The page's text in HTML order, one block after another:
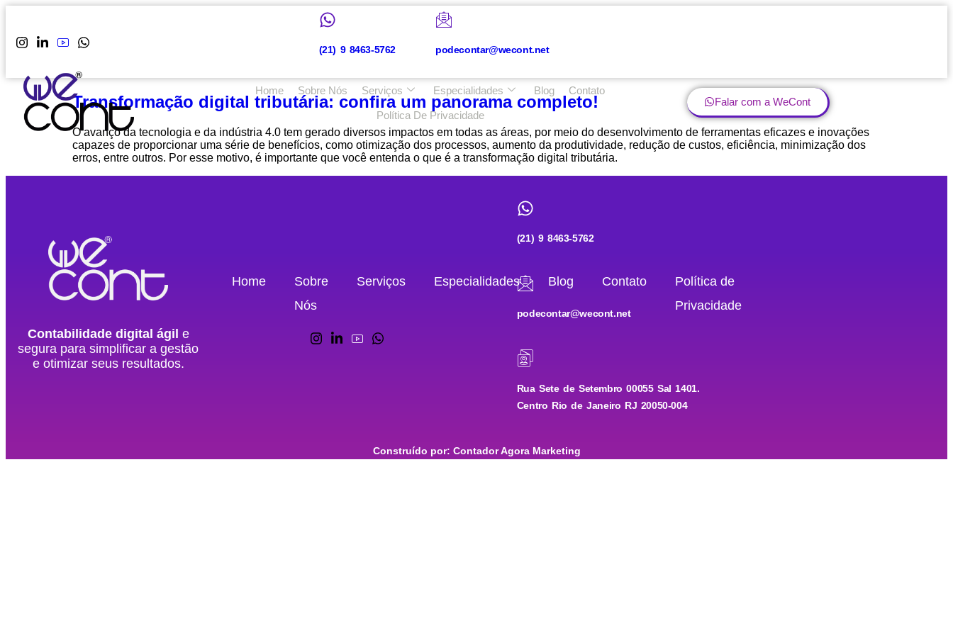
(21) 9 8463-5762 podecontar@wecont.net
Home Sobre Nós Serviços Especialidades Blog Contato
Política De Privacidade
Falar com a WeCont
Transformação digital tributária: confira um panorama completo!
O avanço da tecnologia e da indústria 4.0 tem gerado diversos impactos em todas as áreas, por meio do desenvolvimento de ferramentas eficazes e inovações
capazes de proporcionar uma série de benefícios, como otimização dos processos, aumento da produtividade, redução de custos, eficiência, minimização dos
erros, entre outros. Por esse motivo, é importante que você entenda o que é a transformação digital tributária.
Contabilidade digital ágil e
segura para simplificar a gestão
e otimizar seus resultados.
Home
Sobre
Nós
Serviços Especialidades Blog Contato
Política de
Privacidade
(21) 9 8463-5762
podecontar@wecont.net
Rua Sete de Setembro 00055 Sal 1401.
Centro Rio de Janeiro RJ 20050-004
Construído por: Contador Agora Marketing